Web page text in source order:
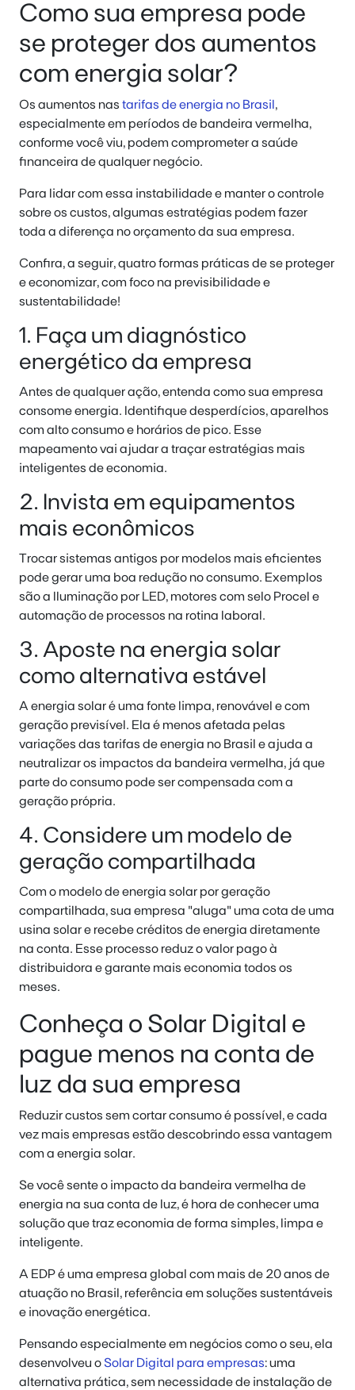
Como sua empresa pode
se proteger dos aumentos
com energia solar?
Os aumentos nas tarifas de energia no Brasil ,
especialmente em períodos de bandeira vermelha,
conforme você viu, podem comprometer a saúde
financeira de qualquer negócio.
Para lidar com essa instabilidade e manter o controle
sobre os custos, algumas estratégias podem fazer
toda a diferença no orçamento da sua empresa.
Confira, a seguir, quatro formas práticas de se proteger
e economizar, com foco na previsibilidade e
sustentabilidade!
1. Faça um diagnóstico
energético da empresa
Antes de qualquer ação, entenda como sua empresa
consome energia. Identifique desperdícios, aparelhos
com alto consumo e horários de pico. Esse
mapeamento vai ajudar a traçar estratégias mais
inteligentes de economia.
2. Invista em equipamentos
mais econômicos
Trocar sistemas antigos por modelos mais eficientes
pode gerar uma boa redução no consumo. Exemplos
são a Iluminação por LED, motores com selo Procel e
automação de processos na rotina laboral.
3. Aposte na energia solar
como alternativa estável
A energia solar é uma fonte limpa, renovável e com
geração previsível. Ela é menos afetada pelas
variações das tarifas de energia no Brasil e ajuda a
neutralizar os impactos da bandeira vermelha, já que
parte do consumo pode ser compensada com a
geração própria.
4. Considere um modelo de
geração compartilhada
Com o modelo de energia solar por geração
compartilhada, sua empresa "aluga" uma cota de uma
usina solar e recebe créditos de energia diretamente
na conta. Esse processo reduz o valor pago à
distribuidora e garante mais economia todos os
meses.
Conheça o Solar Digital e
pague menos na conta de
luz da sua empresa
Reduzir custos sem cortar consumo é possível, e cada
vez mais empresas estão descobrindo essa vantagem
com a energia solar.
Se você sente o impacto da bandeira vermelha de
energia na sua conta de luz, é hora de conhecer uma
solução que traz economia de forma simples, limpa e
inteligente.
A EDP é uma empresa global com mais de 20 anos de
atuação no Brasil, referência em soluções sustentáveis
e inovação energética.
Pensando especialmente em negócios como o seu, ela
desenvolveu o Solar Digital para empresas: uma
alternativa prática, sem necessidade de instalação de